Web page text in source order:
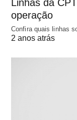
Linhas da
operação
Confira quais linhas
2 anos atrás